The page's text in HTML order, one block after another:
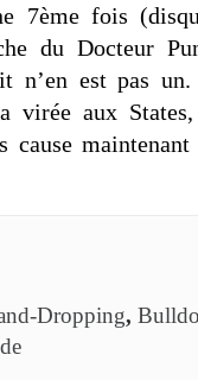
7ème fois
du Docteur
est pas un.
virée aux
cause
Dropping,